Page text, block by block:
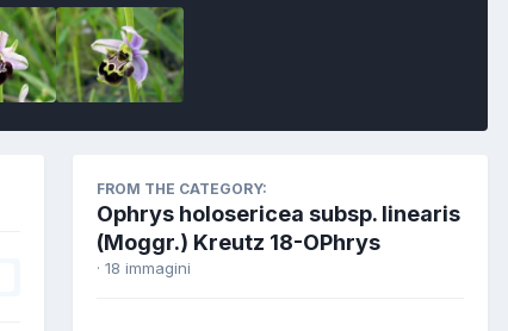
FROM THE CATEGORY:
Ophrys holosericea subsp. linearis
(Moggr.) Kreutz 18-OPhrys
· 18 immagini